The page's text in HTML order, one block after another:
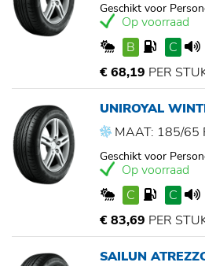
Geschikt voor
Op voorraad
B
C
€ 68,19 PER
UNIROYAL
MAAT: 185/65
Geschikt voor
Op voorraad
C
C
€ 83,69 PER
SAILUN